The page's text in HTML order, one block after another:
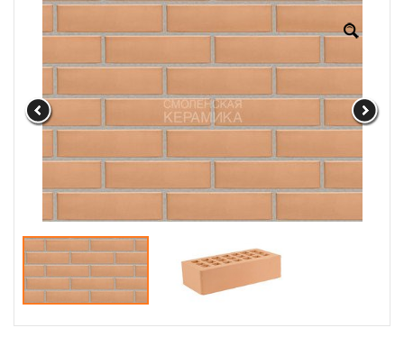
Оплата
Доставка
Сотрудничество
Галерея объектов